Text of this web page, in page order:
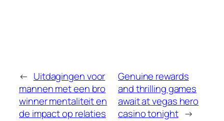
← Uitdagingen voor
mannen met een bro
winner mentaliteit en
de impact op relaties
Genuine rewards
and thrilling games
await at vegas hero
casino tonight →